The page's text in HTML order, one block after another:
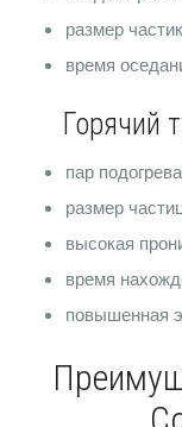
размер
время
Горячий
пар
размер
высокая
время
повышенная